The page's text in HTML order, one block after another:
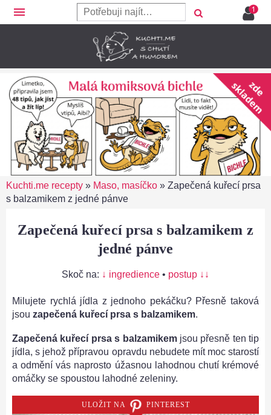
menu
Kuchti.me recepty » Maso, masíčko » Zapečená kuřecí prsa
s balzamikem z jedné pánve
Zapečená kuřecí prsa s balzamikem z
jedné pánve
Skoč na: ↓ ingredience • postup ↓↓
Milujete rychlá jídla z jednoho pekáčku? Přesně taková
jsou zapečená kuřecí prsa s balzamikem.
Zapečená kuřecí prsa s balzamikemjsou přesně ten tip
jídla, s jehož přípravou opravdu nebudete mít moc starostí
a odmění vás naprosto úžasnou lahodnou chutí krémové
omáčky se spoustou lahodné zeleniny.
ULOŽIT NA PINTEREST